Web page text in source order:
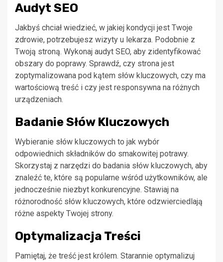
Audyt SEO
Jakbyś chciał wiedzieć, w jakiej kondycji jest Twoje
zdrowie, potrzebujesz wizyty u lekarza. Podobnie z
Twoją stroną. Wykonaj audyt SEO, aby zidentyfikować
obszary do poprawy. Sprawdź, czy strona jest
zoptymalizowana pod kątem słów kluczowych, czy ma
wartościową treść i czy jest responsywna na różnych
urządzeniach.
Badanie Słów Kluczowych
Wybieranie słów kluczowych to jak wybór
odpowiednich składników do smakowitej potrawy.
Skorzystaj z narzędzi do badania słów kluczowych, aby
znaleźć te, które są popularne wśród użytkowników, ale
jednocześnie niezbyt konkurencyjne. Stawiaj na
różnorodność słów kluczowych, które odzwierciedlają
różne aspekty Twojej strony.
Optymalizacja Treści
Pamiętaj, że treść jest królem. Starannie optymalizuj